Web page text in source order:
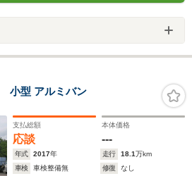
小型 アルミバン
支払総額
応談
本体価格
---
年式 2017年 走行 18.1万km
車検
車検整備無 修復
なし